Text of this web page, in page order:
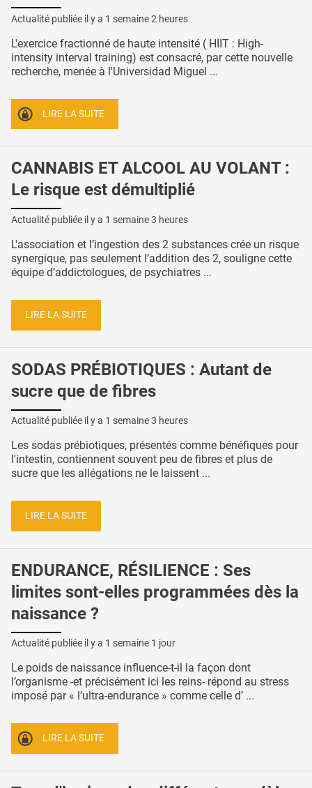
Actualité publiée il y a 1 semaine 2 heures
L'exercice fractionné de haute intensité ( HIIT : High-
intensity interval training) est consacré, par cette nouvelle
recherche, menée à l'Universidad Miguel ...
LIRE LA SUITE
CANNABIS ET ALCOOL AU VOLANT :
Le risque est démultiplié
Actualité publiée il y a 1 semaine 3 heures
L'association et l’ingestion des 2 substances crée un risque
synergique, pas seulement l’addition des 2, souligne cette
équipe d’addictologues, de psychiatres ...
LIRE LA SUITE
SODAS PRÉBIOTIQUES : Autant de
sucre que de fibres
Actualité publiée il y a 1 semaine 3 heures
Les sodas prébiotiques, présentés comme bénéfiques pour
l'intestin, contiennent souvent peu de fibres et plus de
sucre que les allégations ne le laissent ...
LIRE LA SUITE
ENDURANCE, RÉSILIENCE : Ses
limites sont-elles programmées dès la
naissance ?
Actualité publiée il y a 1 semaine 1 jour
Le poids de naissance influence-t-il la façon dont
l’organisme -et précisément ici les reins- répond au stress
imposé par « l’ultra-endurance » comme celle d’ ...
LIRE LA SUITE